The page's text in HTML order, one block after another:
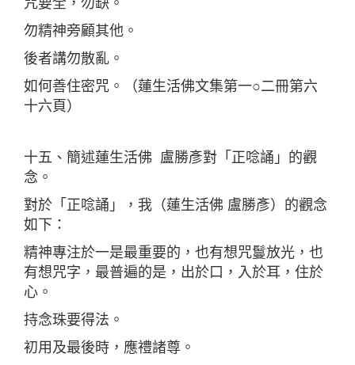
咒要全，勿缺。
勿精神旁顧其他。
後者講勿散亂。
如何善住密咒。（蓮生活佛文集第一○二冊第六
十六頁）
十五、簡述蓮生活佛 盧勝彥對「正唸誦」的觀
念。
對於「正唸誦」，我（蓮生活佛 盧勝彥）的觀念
如下：
精神專注於一是最重要的，也有想咒鬘放光，也
有想咒字，最普遍的是，出於口，入於耳，住於
心。
持念珠要得法。
初用及最後時，應禮諸尊。